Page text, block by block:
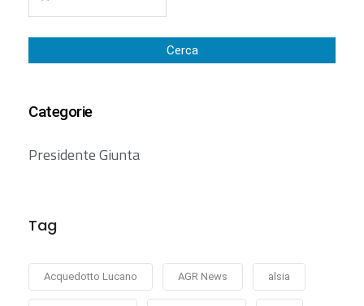
Cerca
Categorie
Presidente Giunta
Tag
Acquedotto Lucano AGR News alsia